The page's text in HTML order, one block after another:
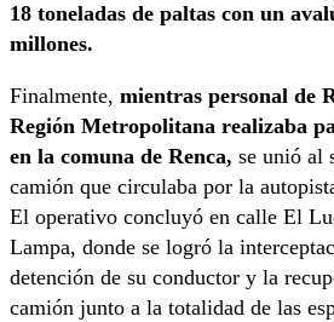
18 toneladas de paltas con un
millones.
Finalmente, mientras personal de
Región Metropolitana realizaba
en la comuna de Renca, se unió al
camión que circulaba por la
El operativo concluyó en calle El
Lampa, donde se logró la
detención de su conductor y la
camión junto a la totalidad de las